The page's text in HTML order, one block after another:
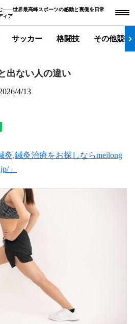
――世界最高峰スポーツの感動と裏側を日常
ィア
サッカー 格闘技 その他競技
出ない人の違い
4/13
灸,鍼灸治療をお探しならmeilong
」